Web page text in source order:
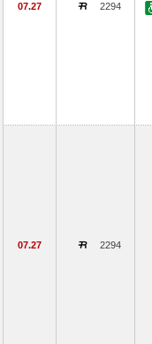
07.27 2294
07.27 2294